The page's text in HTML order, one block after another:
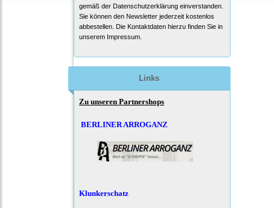
gemäß der Datenschutzerklärung einverstanden.
Sie können den Newsletter jederzeit kostenlos
abbestellen. Die Kontaktdaten hierzu finden Sie in
unserem Impressum.
Links
Zu unseren Partnershops
BERLINER ARROGANZ
Klunkerschatz